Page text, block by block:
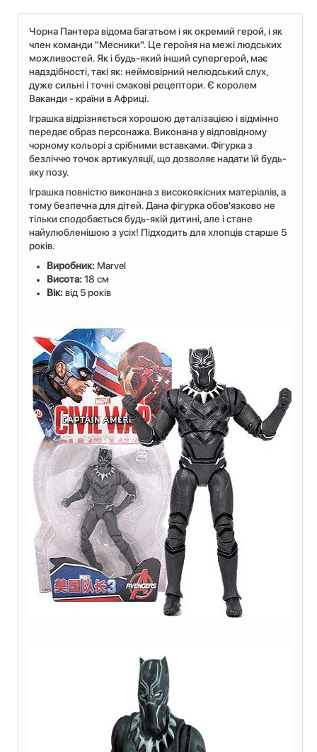
Чорна Пантера відома багатьом і як окремий герой, і як
член команди "Месники". Це героїня на межі людських
можливостей. Як і будь-який інший супергерой, має
надздібності, такі як: неймовірний нелюдський слух,
дуже сильні і точні смакові рецептори. Є королем
Ваканди - країни в Африці.
Іграшка відрізняється хорошою деталізацією і відмінно
передає образ персонажа. Виконана у відповідному
чорному кольорі з срібними вставками. Фігурка з
безліччю точок артикуляції, що дозволяє надати їй будь-
яку позу.
Іграшка повністю виконана з високоякісних матеріалів, а
тому безпечна для дітей. Дана фігурка обов'язково не
тільки сподобається будь-якій дитині, але і стане
найулюбленішою з усіх! Підходить для хлопців старше 5
років.
Виробник: Marvel
Висота:18 см
Вік:від 5 років